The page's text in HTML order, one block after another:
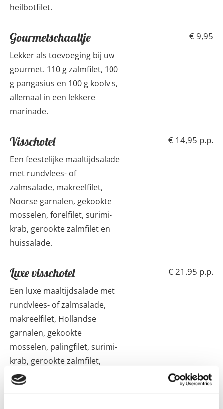
heilbotfilet.
Gourmetschaaltje € 9,95
Lekker als toevoeging bij uw
gourmet. 110 g zalmfilet, 100
g pangasius en 100 g koolvis,
allemaal in een lekkere
marinade.
Visschotel € 14,95 p.p.
Een feestelijke maaltijdsalade
met rundvlees- of
zalmsalade, makreelfilet,
Noorse garnalen, gekookte
mosselen, forelfilet, surimi-
krab, gerookte zalmfilet en
huissalade.
Luxe visschotel € 21.95 p.p.
Een luxe maaltijdsalade met
rundvlees- of zalmsalade,
makreelfilet, Hollandse
garnalen, gekookte
mosselen, palingfilet, surimi-
krab, gerookte zalmfilet,
huissalade en scampi's in
cocktailsaus.